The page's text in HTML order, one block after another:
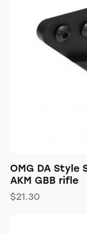
OMG DA Style
AKM GBB rifle
$21.30